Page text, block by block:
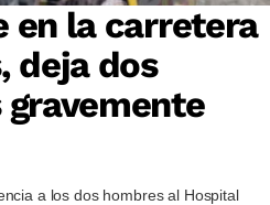
en la carretera
deja dos
a los dos hombres al Hospital